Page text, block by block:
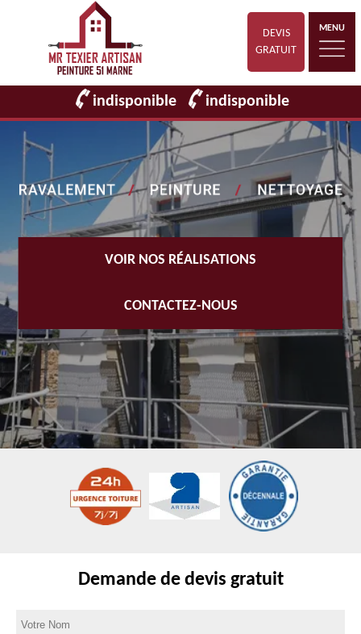
DEVIS
GRATUIT
MENU
indisponible indisponible
VOIR NOS RÉALISATIONS
CONTACTEZ-NOUS
Demande de devis gratuit